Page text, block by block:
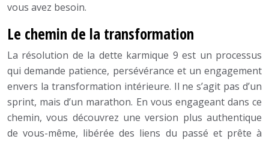
vous avez besoin.
Le chemin de la transformation
La résolution de la dette karmique 9 est un processus
qui demande patience, persévérance et un engagement
envers la transformation intérieure. Il ne s’agit pas d’un
sprint, mais d’un marathon. En vous engageant dans ce
chemin, vous découvrez une version plus authentique
de vous-même, libérée des liens du passé et prête à